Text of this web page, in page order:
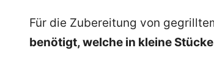
Für die Zubereitung von
benötigt, welche in kleine